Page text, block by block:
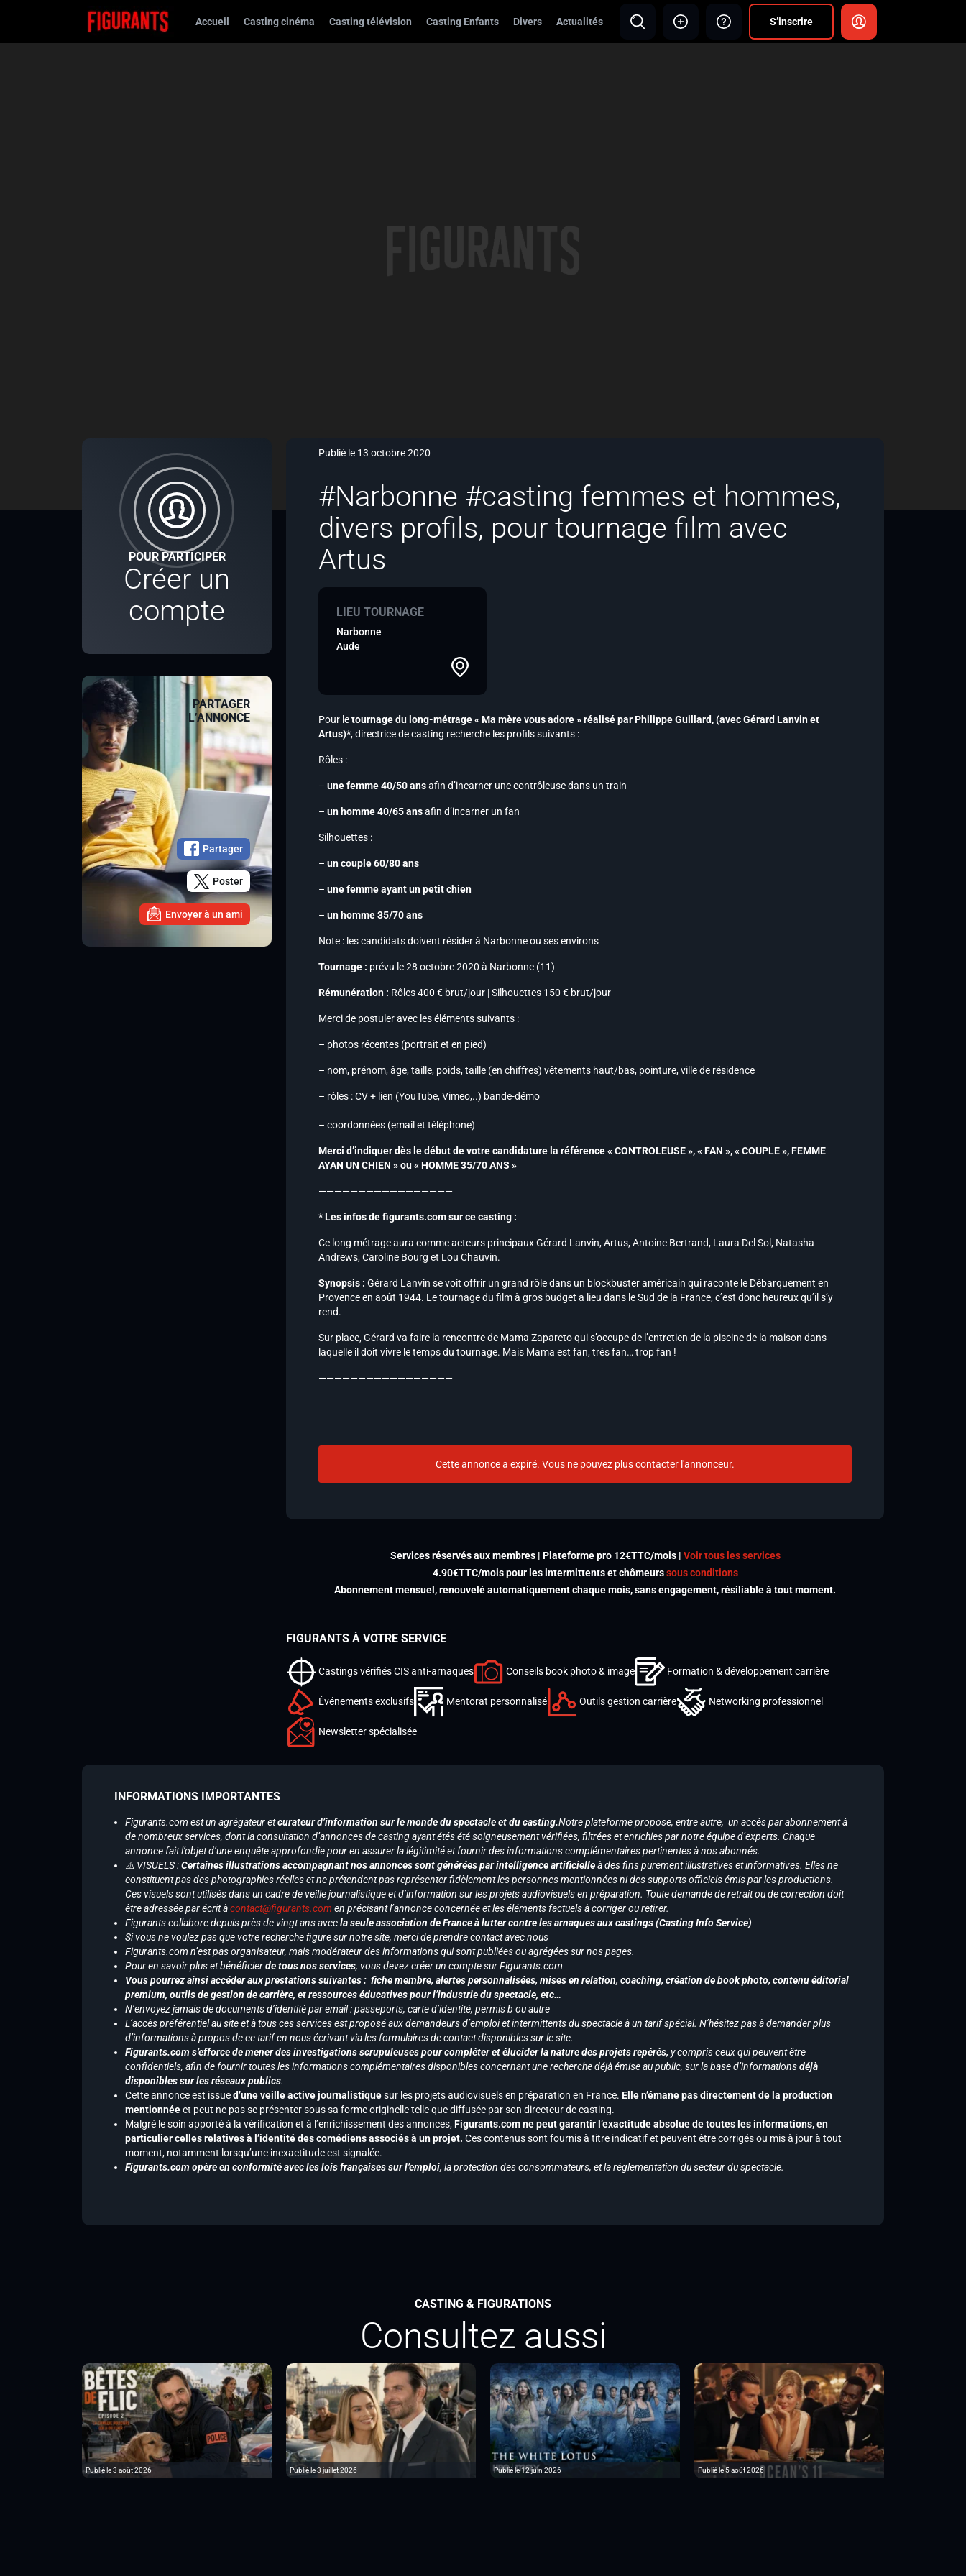
Accueil Casting cinéma Casting télévision Casting Enfants Divers Actualités S’inscrire
POUR PARTICIPER
Créer un
compte
PARTAGER
L’ANNONCE
Partager
Poster
Envoyer à un ami
Publié le 13 octobre 2020
#Narbonne #casting femmes et hommes,
divers profils, pour tournage film avec
Artus
LIEU TOURNAGE
Narbonne
Aude
Pour letournage du long-métrage « Ma mère vous adore » réalisé par Philippe Guillard, (avec Gérard Lanvin et
Artus)*, directrice de casting recherche les profils suivants :
Rôles :
– une femme 40/50 ansafin d’incarner une contrôleuse dans un train
– un homme 40/65 ansafin d’incarner un fan
Silhouettes :
– un couple 60/80 ans
– une femme ayant un petit chien
– un homme 35/70 ans
Note : les candidats doivent résider à Narbonne ou ses environs
Tournage : prévu le 28 octobre 2020 à Narbonne (11)
Rémunération : Rôles 400 € brut/jour | Silhouettes 150 € brut/jour
Merci de postuler avec les éléments suivants :
– photos récentes (portrait et en pied)
– nom, prénom, âge, taille, poids, taille (en chiffres) vêtements haut/bas, pointure, ville de résidence
– rôles : CV + lien (YouTube, Vimeo,..) bande-démo
– coordonnées (email et téléphone)
Merci d’indiquer dès le début de votre candidature la référence « CONTROLEUSE », « FAN », « COUPLE », FEMME
AYAN UN CHIEN » ou « HOMME 35/70 ANS »
—————————————————
* Les infos de figurants.com sur ce casting :
Ce long métrage aura comme acteurs principaux Gérard Lanvin, Artus, Antoine Bertrand, Laura Del Sol, Natasha
Andrews, Caroline Bourg et Lou Chauvin.
Synopsis : Gérard Lanvin se voit offrir un grand rôle dans un blockbuster américain qui raconte le Débarquement en
Provence en août 1944. Le tournage du film à gros budget a lieu dans le Sud de la France, c’est donc heureux qu’il s’y
rend.
Sur place, Gérard va faire la rencontre de Mama Zapareto qui s’occupe de l’entretien de la piscine de la maison dans
laquelle il doit vivre le temps du tournage. Mais Mama est fan, très fan… trop fan !
—————————————————
Cette annonce a expiré. Vous ne pouvez plus contacter l'annonceur.
Services réservés aux membres | Plateforme pro 12€TTC/mois | Voir tous les services
4.90€TTC/mois pour les intermittents et chômeurssous conditions
Abonnement mensuel, renouvelé automatiquement chaque mois, sans engagement, résiliable à tout moment.
FIGURANTS À VOTRE SERVICE
Castings vérifiés CIS anti-arnaques Conseils book photo & image Formation & développement carrière
Événements exclusifs Mentorat personnalisé Outils gestion carrière Networking professionnel
Newsletter spécialisée
INFORMATIONS IMPORTANTES
Figurants.com est un agrégateur etcurateur d’information sur le monde du spectacle et du casting.Notre plateforme propose, entre autre, un accès par abonnement à
de nombreux services, dont la consultation d’annonces de casting ayant étés été soigneusement vérifiées, filtrées et enrichies par notre équipe d’experts. Chaque
annonce fait l’objet d’une enquête approfondie pour en assurer la légitimité et fournir des informations complémentaires pertinentes à nos abonnés.
⚠️ VISUELS :Certaines illustrations accompagnant nos annonces sont générées par intelligence artificielleà des fins purement illustratives et informatives. Elles ne
constituent pas des photographies réelles et ne prétendent pas représenter fidèlement les personnes mentionnées ni des supports officiels émis par les productions.
Ces visuels sont utilisés dans un cadre de veille journalistique et d’information sur les projets audiovisuels en préparation. Toute demande de retrait ou de correction doit
être adressée par écrit àcontact@figurants.com en précisant l’annonce concernée et les éléments factuels à corriger ou retirer.
Figurants collabore depuis près de vingt ans avecla seule association de France à lutter contre les arnaques aux castings (Casting Info Service)
Si vous ne voulez pas que votre recherche figure sur notre site, merci de prendre contact avec nous
Figurants.com n’est pas organisateur, mais modérateur des informations qui sont publiées ou agrégées sur nos pages.
Pour en savoir plus et bénéficierde tous nos services, vous devez créer un compte sur Figurants.com
Vous pourrez ainsi accéder aux prestations suivantes : fiche membre, alertes personnalisées, mises en relation, coaching, création de book photo, contenu éditorial
premium, outils de gestion de carrière, et ressources éducatives pour l’industrie du spectacle, etc…
N’envoyez jamais de documents d’identité par email : passeports, carte d’identité, permis b ou autre
L’accès préférentiel au site et à tous ces services est proposé aux demandeurs d’emploi et intermittents du spectacle à un tarif spécial. N’hésitez pas à demander plus
d’informations à propos de ce tarif en nous écrivant via les formulaires de contact disponibles sur le site.
Figurants.com s’efforce de mener des investigations scrupuleuses pour compléter et élucider la nature des projets repérés, y compris ceux qui peuvent être
confidentiels, afin de fournir toutes les informations complémentaires disponibles concernant une recherche déjà émise au public, sur la base d’informationsdéjà
disponibles sur les réseaux publics.
Cette annonce est issued’une veille active journalistiquesur les projets audiovisuels en préparation en France. Elle n’émane pas directement de la production
mentionnéeet peut ne pas se présenter sous sa forme originelle telle que diffusée par son directeur de casting.
Malgré le soin apporté à la vérification et à l’enrichissement des annonces,Figurants.com ne peut garantir l’exactitude absolue de toutes les informations, en
particulier celles relatives à l’identité des comédiens associés à un projet. Ces contenus sont fournis à titre indicatif et peuvent être corrigés ou mis à jour à tout
moment, notamment lorsqu’une inexactitude est signalée.
Figurants.com opère en conformité avec les lois françaises sur l’emploi, la protection des consommateurs, et la réglementation du secteur du spectacle.
CASTING & FIGURATIONS
Consultez aussi
Publié le 3 août 2026 Publié le 3 juillet 2026 Publié le 12 juin 2026 Publié le 5 août 2026